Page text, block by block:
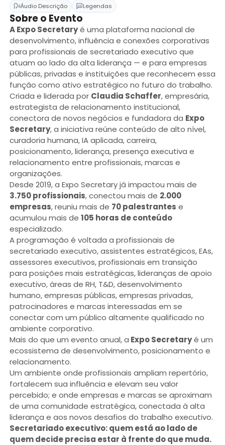
Áudio Descrição Legendas
Sobre o Evento
A Expo Secretaryé uma plataforma nacional de
desenvolvimento, influência e conexões corporativas
para profissionais de secretariado executivo que
atuam ao lado da alta liderança — e para empresas
públicas, privadas e instituições que reconhecem essa
função como ativo estratégico no futuro do trabalho.
Criada e liderada por Claudia Schaffer, empresária,
estrategista de relacionamento institucional,
conectora de novos negócios e fundadora da Expo
Secretary, a iniciativa reúne conteúdo de alto nível,
curadoria humana, IA aplicada, carreira,
posicionamento, liderança, presença executiva e
relacionamento entre profissionais, marcas e
organizações.
Desde 2019, a Expo Secretary já impactou mais de
3.750 profissionais, conectou mais de 2.000
empresas, reuniu mais de 70 palestrantes e
acumulou mais de 105 horas de conteúdo
especializado.
A programação é voltada a profissionais de
secretariado executivo, assistentes estratégicos, EAs,
assessores executivos, profissionais em transição
para posições mais estratégicas, lideranças de apoio
executivo, áreas de RH, T&D, desenvolvimento
humano, empresas públicas, empresas privadas,
patrocinadores e marcas interessadas em se
conectar com um público altamente qualificado no
ambiente corporativo.
Mais do que um evento anual, a Expo Secretaryé um
ecossistema de desenvolvimento, posicionamento e
relacionamento.
Um ambiente onde profissionais ampliam repertório,
fortalecem sua influência e elevam seu valor
percebido; e onde empresas e marcas se aproximam
de uma comunidade estratégica, conectada à alta
liderança e aos novos desafios do trabalho executivo.
Secretariado executivo: quem está ao lado de
quem decide precisa estar à frente do que muda.